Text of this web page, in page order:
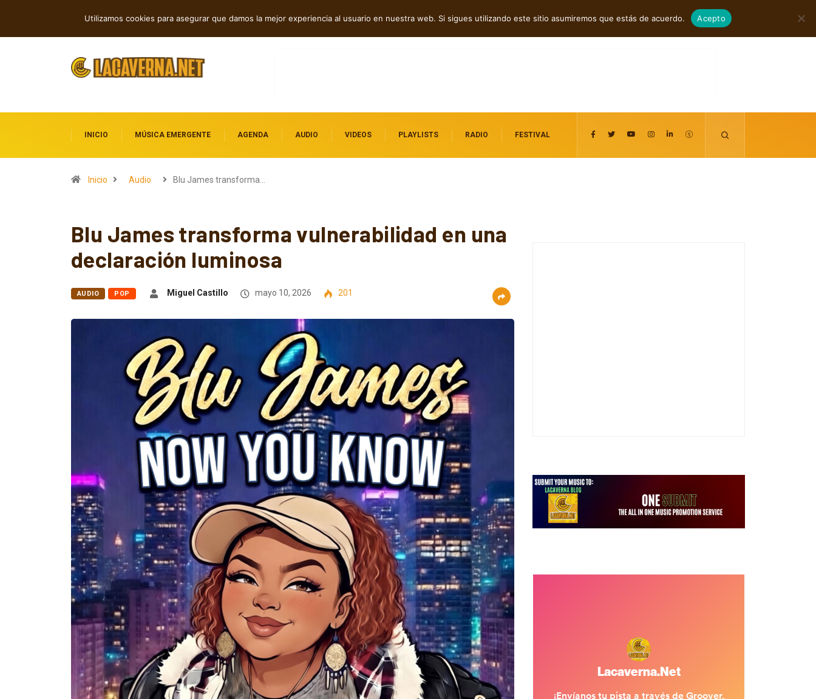
agosto 8, 2026
INICIO MÚSICA EMERGENTE AGENDA AUDIO VIDEOS PLAYLISTS RADIO FESTIVAL
Inicio Audio Blu James transforma…
Blu James transforma vulnerabilidad en una
declaración luminosa
AUDIO POP Miguel Castillo mayo 10, 2026 201
Utilizamos cookies para asegurar que damos la mejor experiencia al usuario en nuestra web. Si sigues utilizando este sitio asumiremos que estás de acuerdo. Acepto